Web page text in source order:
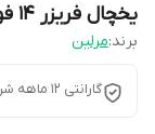
یخچال فریزر 14 فوت مرلین مدل BRF14FT
برند:مرلین
گارانتی 12 ماهه شرکت مرلین